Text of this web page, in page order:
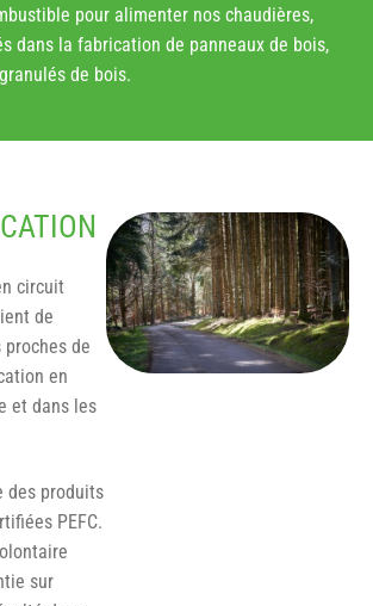
pour alimenter nos chaudières,
dans la fabrication de panneaux de bois,
de bois.
circuit
de
de
en
et dans les
des produits
PEFC.
sur